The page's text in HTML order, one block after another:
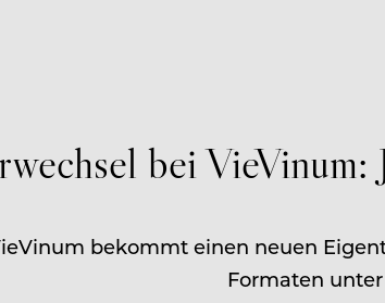
bei
bekommt einen neuen
Formaten